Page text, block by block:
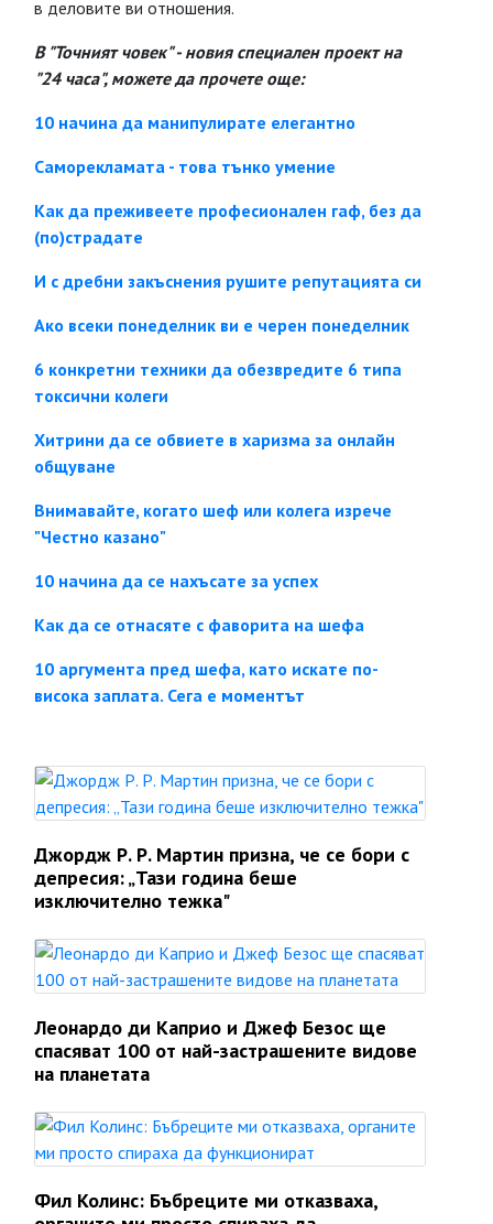
в деловите ви отношения.
В "Точният човек" - новия специален проект на
"24 часа", можете да прочете още:
10 начина да манипулирате елегантно
Саморекламата - това тънко умение
Как да преживеете професионален гаф, без да
(по)страдате
И с дребни закъснения рушите репутацията си
Ако всеки понеделник ви е черен понеделник
6 конкретни техники да обезвредите 6 типа
токсични колеги
Хитрини да се обвиете в харизма за онлайн
общуване
Внимавайте, когато шеф или колега изрече
"Честно казано"
10 начина да се нахъсате за успех
Как да се отнасяте с фаворита на шефа
10 аргумента пред шефа, като искате по-
висока заплата. Сега е моментът
Джордж Р. Р. Мартин призна, че се бори с
депресия: „Тази година беше
изключително тежка"
Леонардо ди Каприо и Джеф Безос ще
спасяват 100 от най-застрашените видове
на планетата
Фил Колинс: Бъбреците ми отказваха,